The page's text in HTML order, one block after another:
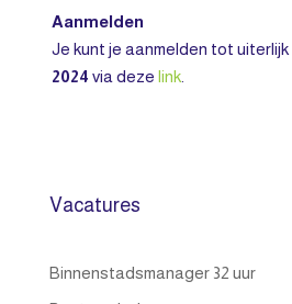
Aanmelden
Je kunt je aanmelden tot uiterlijk
2024 via deze link.
Vacatures
Binnenstadsmanager 32 uur